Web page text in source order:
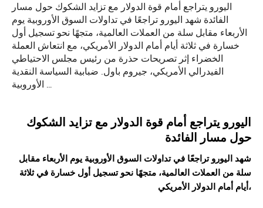
اليورو يتراجع أمام قوة الدولار مع تزايد الشكوك حول مسار
الفائدة شهد اليورو تراجعًا في تداولات السوق الأوروبية يوم
الأربعاء مقابل سلة من العملات العالمية، متجهًا نحو تسجيل أول
خسارة في ثلاثة أيام أمام الدولار الأمريكي، مع انتعاش العملة
الخضراء إثر تصريحات حذرة من رئيس مجلس الاحتياطي
الفيدرالي الأمريكي، جيروم باول. ضبابية السياسة النقدية
الأوروبية …
اليورو يتراجع أمام قوة الدولار مع تزايد الشكوك
حول مسار الفائدة
شهد اليورو تراجعًا في تداولات السوق الأوروبية يوم الأربعاء مقابل
سلة من العملات العالمية، متجهًا نحو تسجيل أول خسارة في ثلاثة
أيام أمام الدولار الأمريكي،